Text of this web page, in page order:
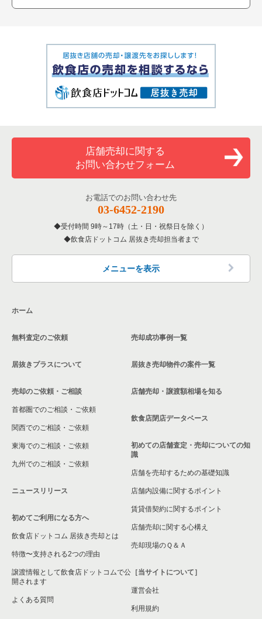
店舗売却に関する
お問い合わせフォーム
お電話でのお問い合わせ先
03-6452-2190
受付時間 9時～17時（土・日・祝祭日を除く）
飲食店ドットコム 居抜き売却担当者まで
メニューを表示
ホーム
無料査定のご依頼
居抜きプラスについて
売却のご依頼・ご相談
首都圏でのご相談・ご依頼
関西でのご相談・ご依頼
東海でのご相談・ご依頼
九州でのご相談・ご依頼
ニュースリリース
初めてご利用になる方へ
飲食店ドットコム 居抜き売却とは
特徴〜支持される2つの理由
譲渡情報として飲食店ドットコムで公
開されます
よくある質問
売却成功事例一覧
居抜き売却物件の案件一覧
店舗売却・譲渡額相場を知る
飲食店閉店データベース
初めての店舗査定・売却についての知
識
店舗を売却するための基礎知識
店舗内設備に関するポイント
賃貸借契約に関するポイント
店舗売却に関する心構え
売却現場のＱ＆Ａ
［当サイトについて］
運営会社
利用規約